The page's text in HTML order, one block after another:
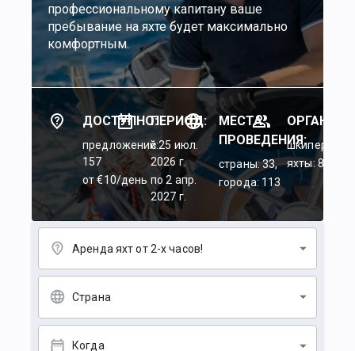
профессиональному капитану ваше
пребывание на яхте будет максимально
комфортным.
ДОСТУПНО:
предложений:
157
от €10/день
ПЕРИОД:
c 25 июл.
2026 г.
по 2 апр.
2027 г.
МЕСТА
ПРОВЕДЕНИЯ:
страны: 33,
города: 113
шкиперы: 45,
яхты: 84
Аренда яхт от 2-х часов!
Страна
Когда